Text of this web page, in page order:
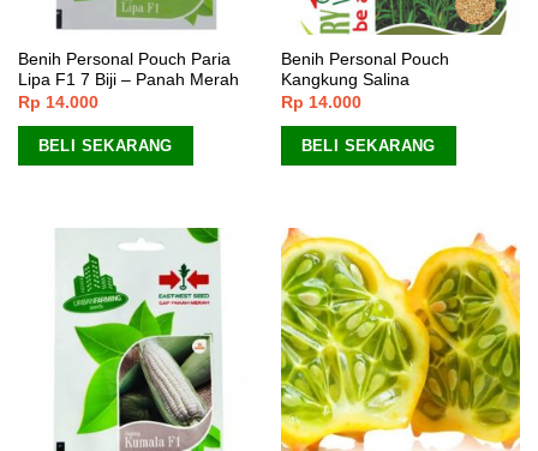
Benih Personal Pouch Paria
Lipa F1 7 Biji – Panah Merah
Rp 14.000
BELI SEKARANG
Benih Personal Pouch
Kangkung Salina
Rp 14.000
BELI SEKARANG